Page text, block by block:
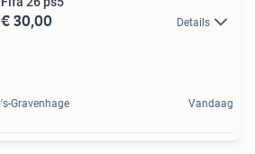
€ 30,00 Details
's-Gravenhage Vandaag